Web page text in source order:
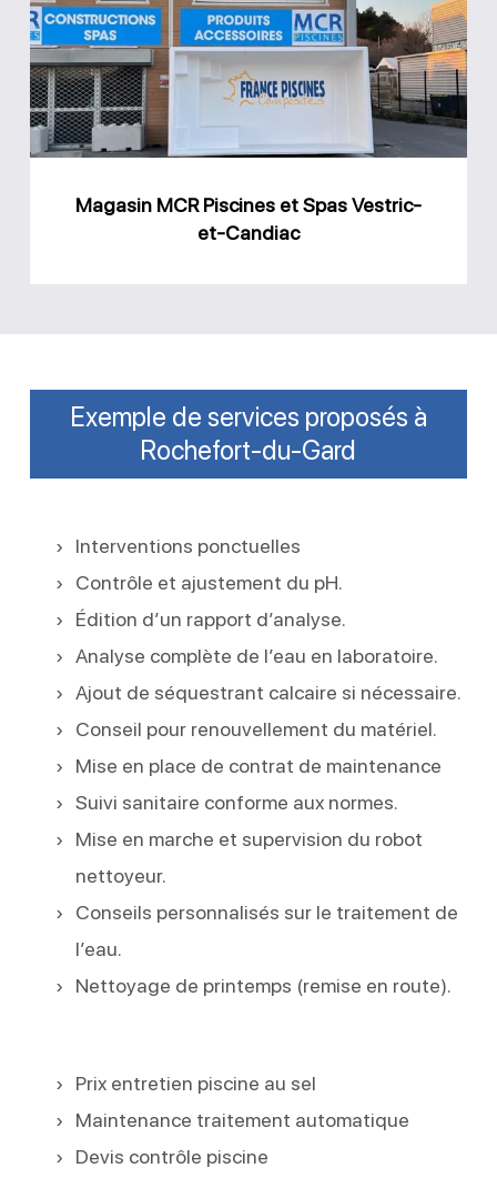
et
Spas
Vestric-
et-
Magasin MCR Piscines et Spas Vestric-
et-Candiac
Exemple de services proposés à
Rochefort-du-Gard
Interventions ponctuelles
Contrôle et ajustement du pH.
Édition d’un rapport d’analyse.
Analyse complète de l’eau en laboratoire.
Ajout de séquestrant calcaire si nécessaire.
Conseil pour renouvellement du matériel.
Mise en place de contrat de maintenance
Suivi sanitaire conforme aux normes.
Mise en marche et supervision du robot
nettoyeur.
Conseils personnalisés sur le traitement de
l’eau.
Nettoyage de printemps (remise en route).
Prix entretien piscine au sel
Maintenance traitement automatique
Devis contrôle piscine